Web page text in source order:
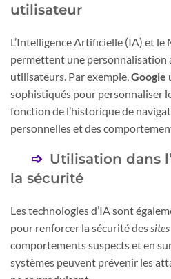
utilisateur
L’Intelligence Artificielle (IA) et le
permettent une personnalisation
utilisateurs. Par exemple,Google
sophistiqués pour personnaliser
fonction de l’historique de
personnelles et des
Utilisation dans
la sécurité
Les technologies d’IA sont
pour renforcer la sécurité des
comportements suspects et en
systèmes peuvent prévenir les